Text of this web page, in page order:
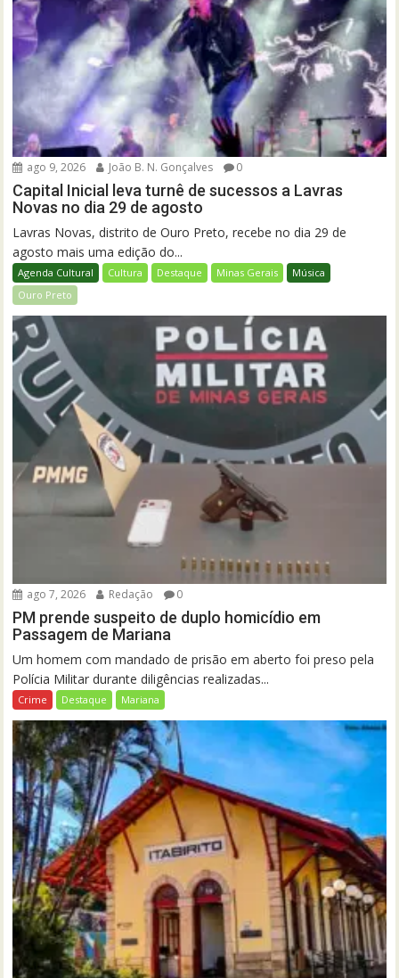
ago 9, 2026 João B. N. Gonçalves 0
Capital Inicial leva turnê de sucessos a Lavras
Novas no dia 29 de agosto
Lavras Novas, distrito de Ouro Preto, recebe no dia 29 de
agosto mais uma edição do...
Agenda Cultural Cultura Destaque Minas Gerais
Música
Ouro Preto
ago 7, 2026 Redação 0
PM prende suspeito de duplo homicídio em
Passagem de Mariana
Um homem com mandado de prisão em aberto foi preso pela
Polícia Militar durante diligências realizadas...
Crime Destaque Mariana